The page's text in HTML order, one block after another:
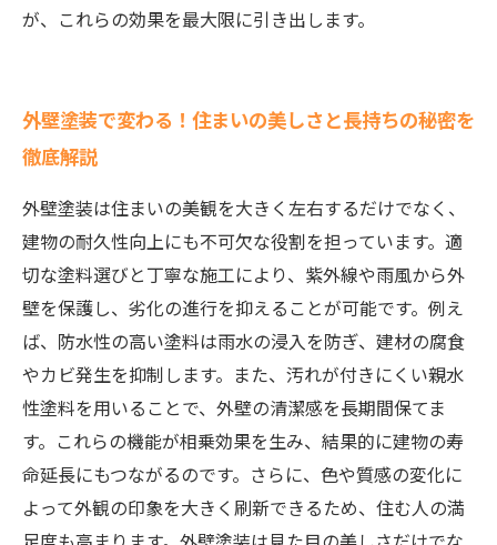
が、これらの効果を最大限に引き出します。
外壁塗装で変わる！住まいの美しさと長持ちの秘密を
徹底解説
外壁塗装は住まいの美観を大きく左右するだけでなく、
建物の耐久性向上にも不可欠な役割を担っています。適
切な塗料選びと丁寧な施工により、紫外線や雨風から外
壁を保護し、劣化の進行を抑えることが可能です。例え
ば、防水性の高い塗料は雨水の浸入を防ぎ、建材の腐食
やカビ発生を抑制します。また、汚れが付きにくい親水
性塗料を用いることで、外壁の清潔感を長期間保てま
す。これらの機能が相乗効果を生み、結果的に建物の寿
命延長にもつながるのです。さらに、色や質感の変化に
よって外観の印象を大きく刷新できるため、住む人の満